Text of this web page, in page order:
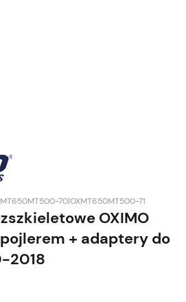
70|OXMT650MT500-71
OXIMO
+ adaptery do
2018